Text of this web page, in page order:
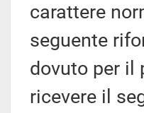
carattere
seguente
dovuto per il
ricevere il